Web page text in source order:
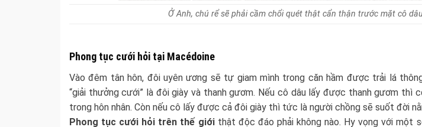
Ở Anh, chú rể sẽ phải cầm chổi quét thật cẩn thận trước mặt cô
Phong tục cưới hỏi tại Macédoine
Vào đêm tân hôn, đôi uyên ương sẽ tự giam mình trong căn hầm được trải lá
“giải thưởng cưới” là đôi giày và thanh gươm. Nếu cô dâu lấy được thanh gươm thì
trong hôn nhân. Còn nếu cô lấy được cả đôi giày thì tức là người chồng sẽ suốt đời
Phong tục cưới hỏi trên thế giớithật độc đáo phải không nào. Hy vọng với một